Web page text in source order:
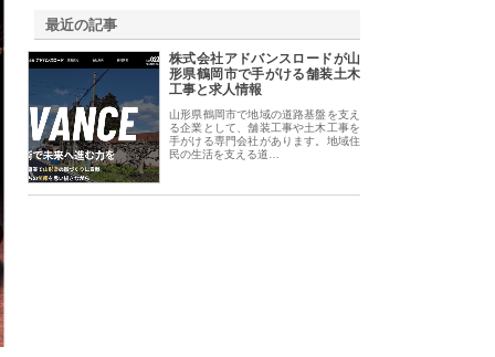
最近の記事
株式会社アドバンスロードが山
形県鶴岡市で手がける舗装土木
工事と求人情報
山形県鶴岡市で地域の道路基盤を支え
る企業として、舗装工事や土木工事を
手がける専門会社があります。地域住
民の生活を支える道…